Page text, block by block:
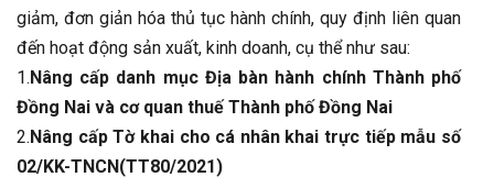
giảm, đơn giản hóa thủ tục hành chính, quy định liên quan
đến hoạt động sản xuất, kinh doanh, cụ thể như sau:
1.Nâng cấp danh mục Địa bàn hành chính Thành phố
Đồng Nai và cơ quan thuế Thành phố Đồng Nai
2.Nâng cấp Tờ khai cho cá nhân khai trực tiếp mẫu số
02/KK-TNCN(TT80/2021)